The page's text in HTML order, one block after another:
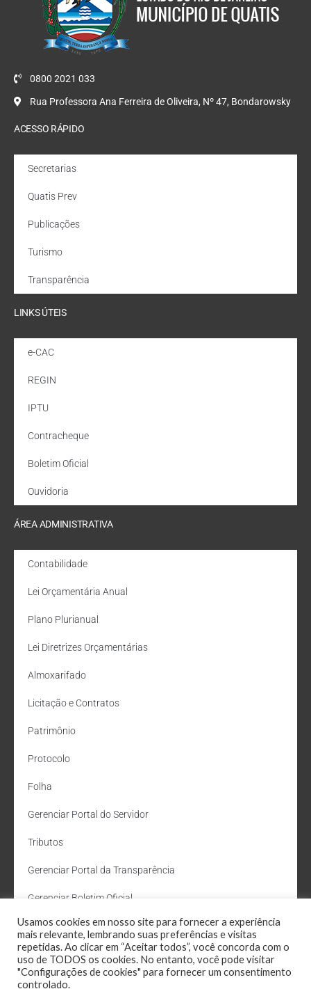
0800 2021 033
Rua Professora Ana Ferreira de Oliveira, Nº 47, Bondarowsky
ACESSO RÁPIDO
Secretarias
Quatis Prev
Publicações
Turismo
Transparência
LINKS ÚTEIS
e-CAC
REGIN
IPTU
Contracheque
Boletim Oficial
Ouvidoria
ÁREA ADMINISTRATIVA
Contabilidade
Lei Orçamentária Anual
Plano Plurianual
Lei Diretrizes Orçamentárias
Almoxarifado
Licitação e Contratos
Patrimônio
Protocolo
Folha
Gerenciar Portal do Servidor
Tributos
Gerenciar Portal da Transparência
Gerenciar Boletim Oficial
Departamento de Água e Esgoto
Administração Site
Webmail
Usamos cookies em nosso site para fornecer a experiência
mais relevante, lembrando suas preferências e visitas
repetidas. Ao clicar em “Aceitar todos”, você concorda com o
uso de TODOS os cookies. No entanto, você pode visitar
"Configurações de cookies" para fornecer um consentimento
controlado.